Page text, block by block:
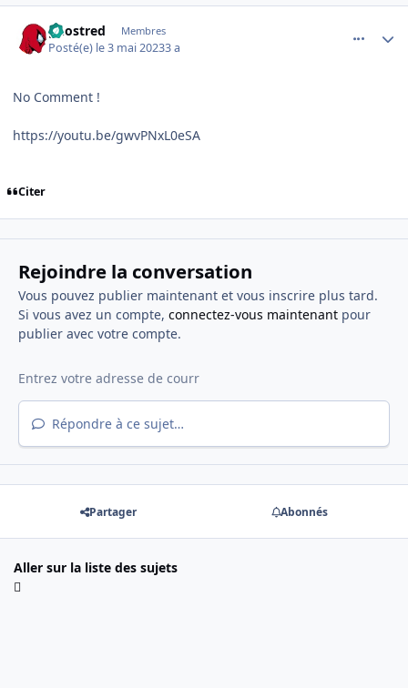
ghostred Membres
Posté(e) le 3 mai 20233 a
No Comment !
https://youtu.be/gwvPNxL0eSA
Citer
Rejoindre la conversation
Vous pouvez publier maintenant et vous inscrire plus tard.
Si vous avez un compte, connectez-vous maintenantpour
publier avec votre compte.
Répondre à ce sujet…
Partager Abonnés
Aller sur la liste des sujets